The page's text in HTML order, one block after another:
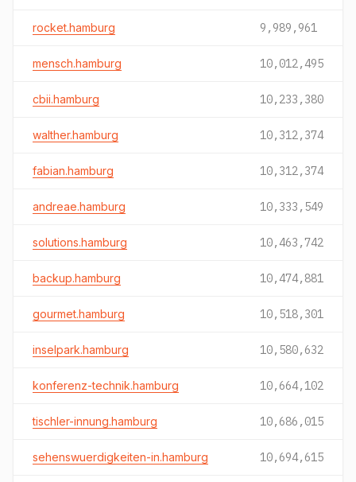
rocket.hamburg 9,989,961
mensch.hamburg 10,012,495
cbii.hamburg 10,233,380
walther.hamburg 10,312,374
fabian.hamburg 10,312,374
andreae.hamburg 10,333,549
solutions.hamburg 10,463,742
backup.hamburg 10,474,881
gourmet.hamburg 10,518,301
inselpark.hamburg 10,580,632
konferenz-technik.hamburg 10,664,102
tischler-innung.hamburg 10,686,015
sehenswuerdigkeiten-in.hamburg 10,694,615